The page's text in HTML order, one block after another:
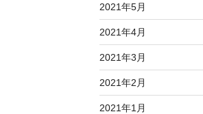
2021年5月
2021年4月
2021年3月
2021年2月
2021年1月